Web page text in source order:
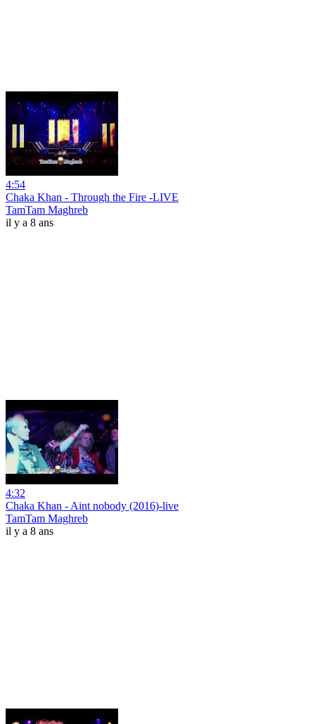
4:54
Chaka Khan - Through the Fire -LIVE
TamTam Maghreb
il y a 8 ans
4:32
Chaka Khan - Aint nobody (2016)-live
TamTam Maghreb
il y a 8 ans